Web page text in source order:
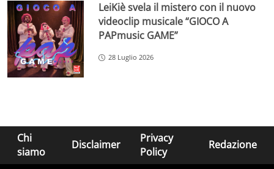
LeiKiè svela il mistero con il nuovo
videoclip musicale “GIOCO A
PAPmusic GAME”
28 Luglio 2026
Chi
siamo
Disclaimer
Privacy
Policy
Redazione